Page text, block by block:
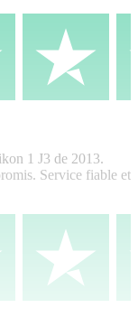
1 J3 de 2013.
Service fiable et